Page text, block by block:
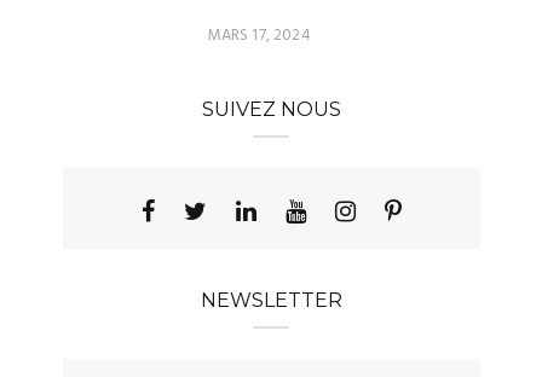
MARS 17, 2024
SUIVEZ NOUS
NEWSLETTER